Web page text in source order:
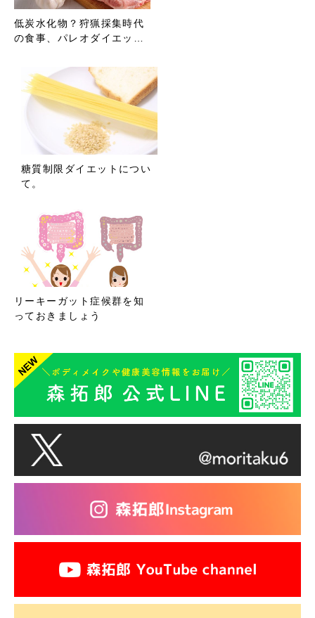
低炭水化物？狩猟採集時代
の食事、パレオダイエッ…
糖質制限ダイエットについ
て。
リーキーガット症候群を知
っておきましょう